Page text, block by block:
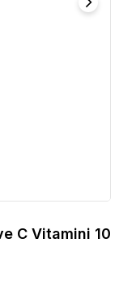
C Vitamini 10